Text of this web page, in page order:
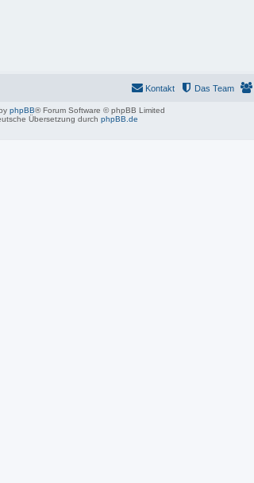
Das Team
Kontakt
phpBB® Forum Software © phpBB Limited
Übersetzung durch phpBB.de